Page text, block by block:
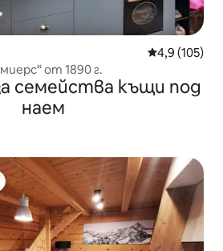
Средна
4,9 (105)
от 1890 г.
семейства къщи под
наем